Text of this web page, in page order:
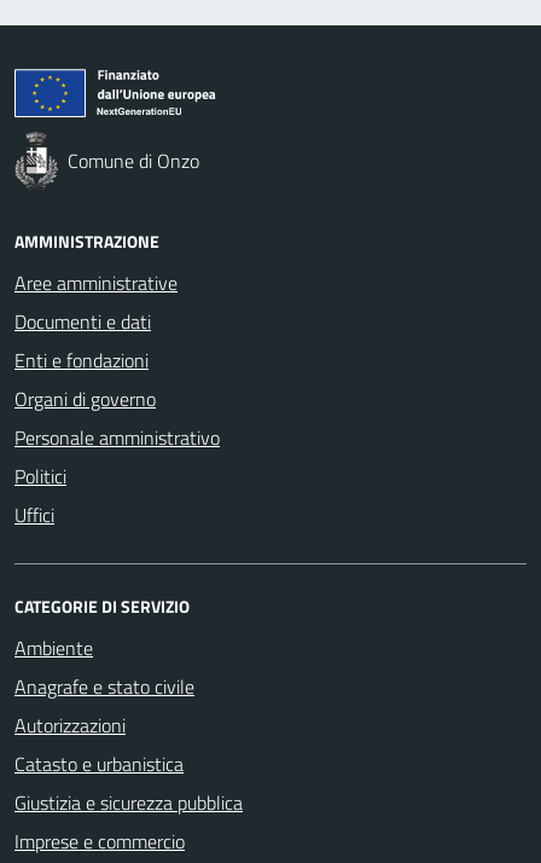
Comune di Onzo
AMMINISTRAZIONE
Aree amministrative
Documenti e dati
Enti e fondazioni
Organi di governo
Personale amministrativo
Politici
Uffici
CATEGORIE DI SERVIZIO
Ambiente
Anagrafe e stato civile
Autorizzazioni
Catasto e urbanistica
Giustizia e sicurezza pubblica
Imprese e commercio